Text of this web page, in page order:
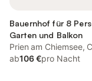
Bauernhof für 8
Garten und Balkon
Prien am Chiemsee,
ab106 €pro Nacht